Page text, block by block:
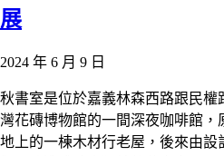
展
2024 年 6 月 9 日
秋書室是位於嘉義林森西路跟民
灣花磚博物館的一間深夜咖啡館
地上的一棟木材行老屋，後來由